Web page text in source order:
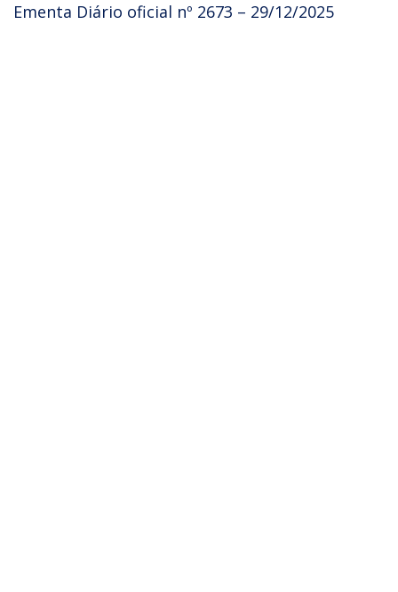
Ementa Diário oficial nº 2673 – 29/12/2025